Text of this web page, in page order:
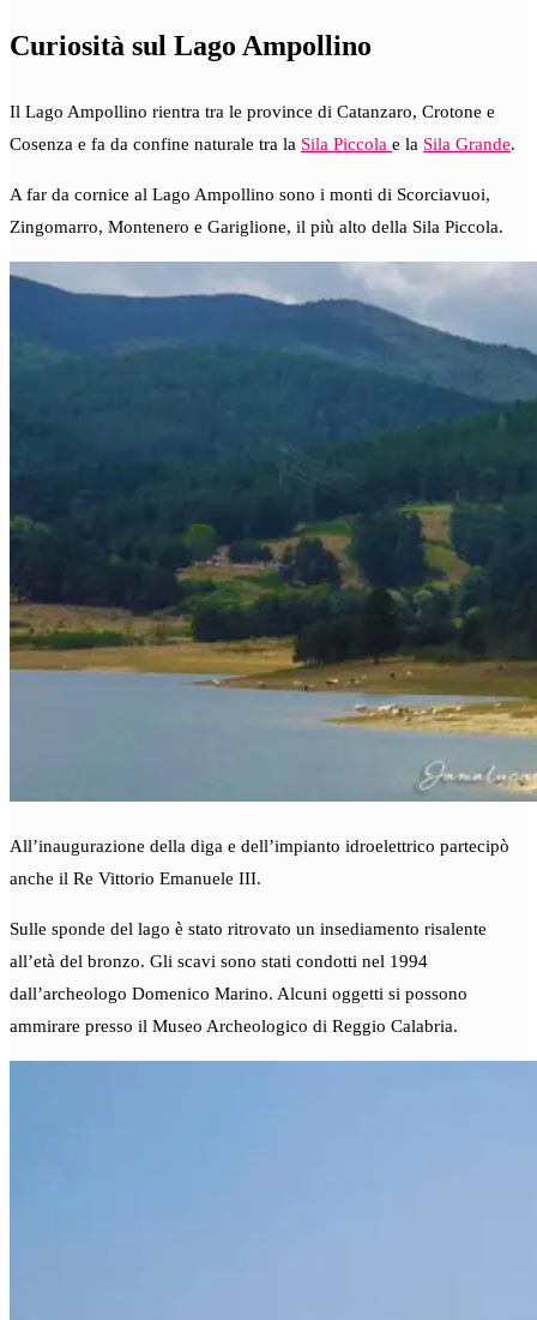
Curiosità sul Lago Ampollino
Il Lago Ampollino rientra tra le province di Catanzaro, Crotone e
Cosenza e fa da confine naturale tra la Sila Piccola e la Sila Grande.
A far da cornice al Lago Ampollino sono i monti di Scorciavuoi,
Zingomarro, Montenero e Gariglione, il più alto della Sila Piccola.
All’inaugurazione della diga e dell’impianto idroelettrico partecipò
anche il Re Vittorio Emanuele III.
Sulle sponde del lago è stato ritrovato un insediamento risalente
all’età del bronzo. Gli scavi sono stati condotti nel 1994
dall’archeologo Domenico Marino. Alcuni oggetti si possono
ammirare presso il Museo Archeologico di Reggio Calabria.